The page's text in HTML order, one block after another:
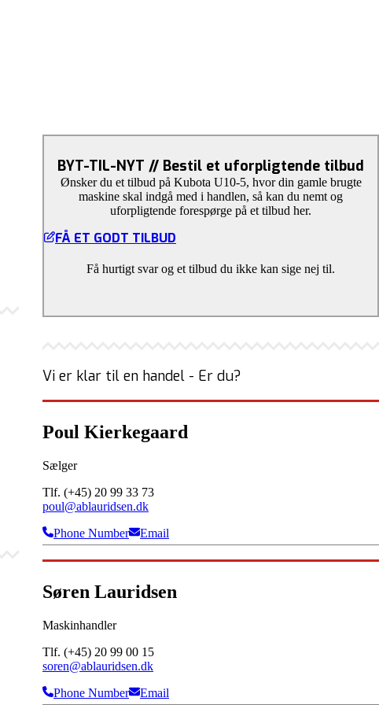
BYT-TIL-NYT // Bestil et uforpligtende tilbud
Ønsker du et tilbud på Kubota U10-5, hvor din gamle brugte
maskine skal indgå med i handlen, så kan du nemt og
uforpligtende forespørge på et tilbud her.
FÅ ET GODT TILBUD
Få hurtigt svar og et tilbud du ikke kan sige nej til.
Vi er klar til en handel - Er du?
Poul Kierkegaard
Sælger
Tlf. (+45) 20 99 33 73
poul@ablauridsen.dk
Phone Number
Email
Søren Lauridsen
Maskinhandler
Tlf. (+45) 20 99 00 15
soren@ablauridsen.dk
Phone Number
Email